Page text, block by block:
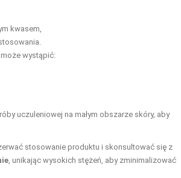
kwasem,
wystąpić:
uczuleniowej na małym obszarze skóry, aby
stosowanie produktu i skonsultować się z
, unikając wysokich stężeń, aby zminimalizować